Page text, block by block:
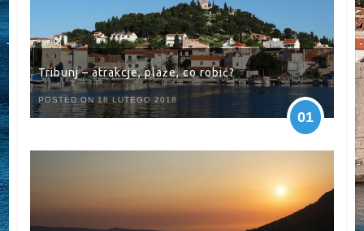
Tribunj – atrakcje, plaże, co robić?
POSTED ON 18 LUTEGO 2018
01